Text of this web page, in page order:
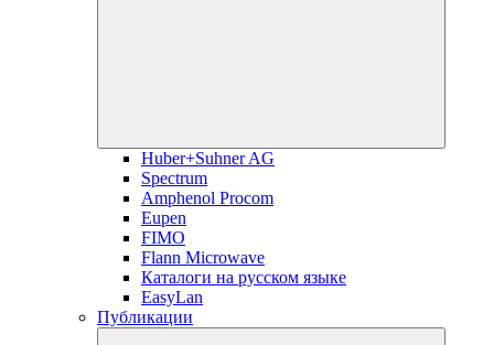
Huber+Suhner AG
Spectrum
Amphenol Procom
Eupen
FIMO
Flann Microwave
Каталоги на русском языке
EasyLan
Публикации